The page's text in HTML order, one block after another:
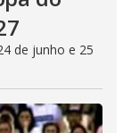
de junho e 25